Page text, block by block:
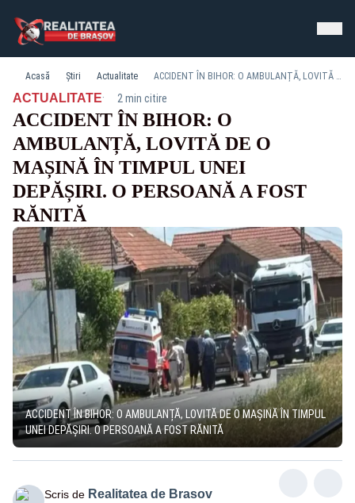
Acasă Știri Actualitate ACCIDENT ÎN BIHOR: O AMBULANȚĂ, LOVITĂ DE O MAȘINĂ ÎN TIMPUL UNEI DEPĂȘIRI. O PERSOANĂ A FOST RĂNITĂ
ACTUALITATE· 2 min citire
ACCIDENT ÎN BIHOR: O
AMBULANȚĂ, LOVITĂ DE O
MAȘINĂ ÎN TIMPUL UNEI
DEPĂȘIRI. O PERSOANĂ A FOST
RĂNITĂ
ACCIDENT ÎN BIHOR: O AMBULANȚĂ, LOVITĂ DE O MAȘINĂ ÎN TIMPUL
UNEI DEPĂȘIRI. O PERSOANĂ A FOST RĂNITĂ
Scris de Realitatea de Brasov